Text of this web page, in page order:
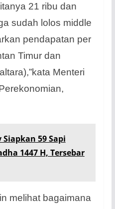
21 ribu dan
sudah lolos middle
pendapatan per
Timur dan
Menteri
Siapkan 59 Sapi
1447 H, Tersebar
melihat bagaimana